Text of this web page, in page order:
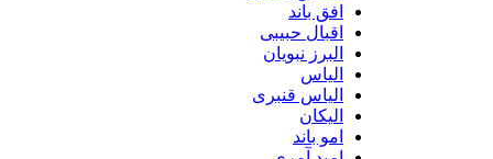
افق باند
اقبال حبیبی
البرز نبویان
الیاس
الیاس قنبرى
الیکان
امو باند